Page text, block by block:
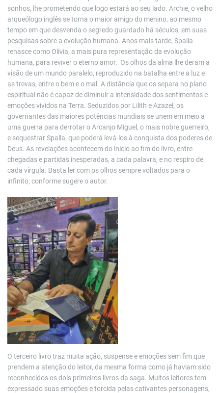
sonhos, lhe prometendo que logo estará ao seu lado. Archie, o velho
arqueólogo inglês se torna o maior amigo do menino, ao mesmo
tempo em que desvenda o segredo guardado há séculos, em suas
pesquisas sobre a evolução humana. Anos mais tarde, Spalla
renasce como Olívia, a mais pura representação da evolução
humana, para reviver o eterno amor. Os olhos da alma lhe deram a
visão de um mundo paralelo, reproduzido na batalha entre a luz e
as trevas, entre o bem e o mal. A distância que os separa no plano
espiritual não é capaz de diminuir a intensidade dos sentimentos e
emoções vividos na Terra. Seduzidos por Lilith e Azazel, os
governantes das maiores potências mundiais se unem em meio a
uma guerra para derrotar o Arcanjo Miguel, o mais nobre guerreiro,
e sequestrar Spalla, que poderá levá-los à conquista dos poderes de
Deus. As revelações acontecem do início ao fim do livro, entre
chegadas e partidas inesperadas, a cada palavra, e no respiro de
cada vírgula. Basta ler com os olhos sempre voltados para o
infinito, conforme sugere o autor.
O terceiro livro traz muita ação, suspense e emoções sem fim que
prendem a atenção do leitor, da mesma forma como já haviam sido
reconhecidos os dois primeiros livros da saga. Muitos leitores tem
expressado suas emoções e torcida pelas cativantes personagens,